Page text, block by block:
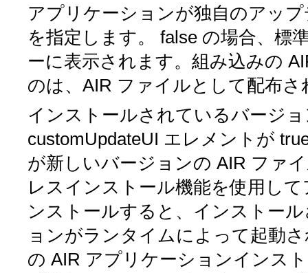
アプリケーションが独自のアッ
を指定します。 false の場合、標
ーに表示されます。組み込みの
のは、AIR ファイルとして配布
インストールされているバージ
customUpdateUI エレメントが
が新しいバージョンの AIR ファ
レスインストール機能を使用し
ンストールすると、インストー
ョンがランタイムによって起動
の AIR アプリケーションインス